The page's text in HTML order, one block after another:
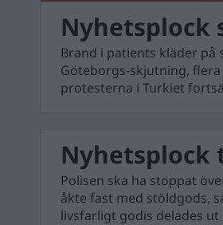
Nyhetsplock
Brand i patients kläder
Göteborgs-skjutning,
protesterna i Turkiet
Nyhetsplock
Polisen ska ha stoppat
åkte fast med stöldgods,
livsfarligt godis delades ut